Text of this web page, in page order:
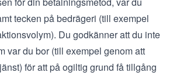
tecken på bedrägeri (till exempel
Du godkänner att du inte
var du bor (till exempel genom att
för att på ogiltig grund få tillgång